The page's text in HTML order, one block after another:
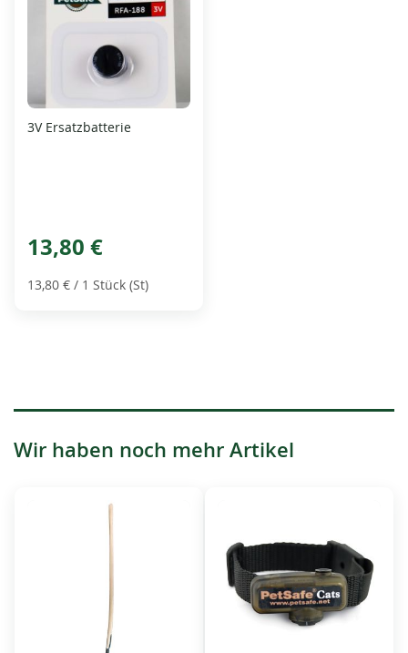
3V Ersatzbatterie
13,80 €
13,80 € / 1 Stück (St)
Wir haben noch mehr Artikel